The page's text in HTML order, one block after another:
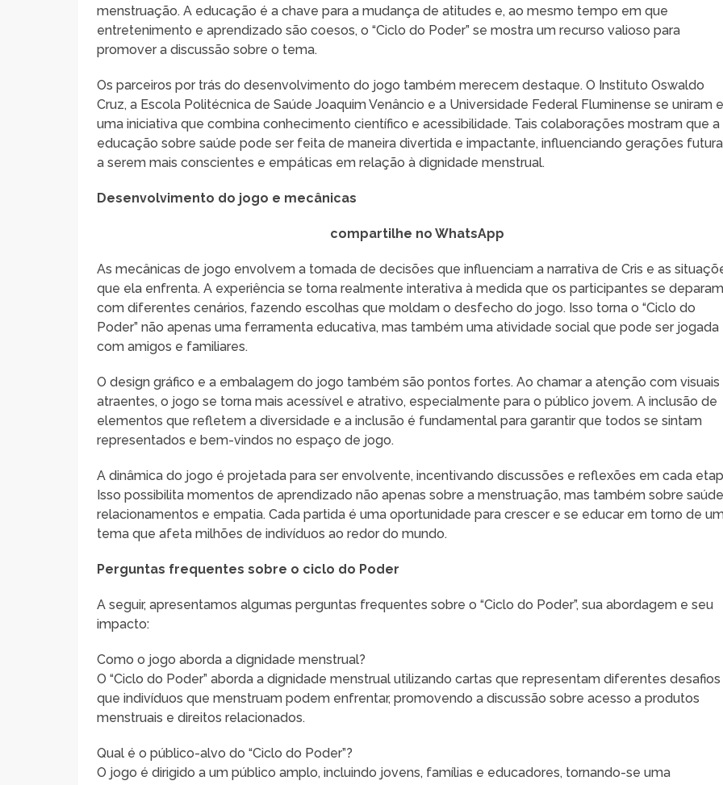
menstruação. A educação é a chave para a mudança de atitudes e, ao mesmo tempo em que
entretenimento e aprendizado são coesos, o “Ciclo do Poder” se mostra um recurso valioso para
promover a discussão sobre o tema.
Os parceiros por trás do desenvolvimento do jogo também merecem destaque. O Instituto Oswaldo
Cruz, a Escola Politécnica de Saúde Joaquim Venâncio e a Universidade Federal Fluminense se uniram
uma iniciativa que combina conhecimento científico e acessibilidade. Tais colaborações mostram que a
educação sobre saúde pode ser feita de maneira divertida e impactante, influenciando gerações
a serem mais conscientes e empáticas em relação à dignidade menstrual.
Desenvolvimento do jogo e mecânicas
compartilhe no WhatsApp
As mecânicas de jogo envolvem a tomada de decisões que influenciam a narrativa de Cris e as
que ela enfrenta. A experiência se torna realmente interativa à medida que os participantes se deparam
com diferentes cenários, fazendo escolhas que moldam o desfecho do jogo. Isso torna o “Ciclo do
Poder” não apenas uma ferramenta educativa, mas também uma atividade social que pode ser jogada
com amigos e familiares.
O design gráfico e a embalagem do jogo também são pontos fortes. Ao chamar a atenção com visuais
atraentes, o jogo se torna mais acessível e atrativo, especialmente para o público jovem. A inclusão de
elementos que refletem a diversidade e a inclusão é fundamental para garantir que todos se sintam
representados e bem-vindos no espaço de jogo.
A dinâmica do jogo é projetada para ser envolvente, incentivando discussões e reflexões em cada
Isso possibilita momentos de aprendizado não apenas sobre a menstruação, mas também sobre
relacionamentos e empatia. Cada partida é uma oportunidade para crescer e se educar em torno de
tema que afeta milhões de indivíduos ao redor do mundo.
Perguntas frequentes sobre o ciclo do Poder
A seguir, apresentamos algumas perguntas frequentes sobre o “Ciclo do Poder”, sua abordagem e seu
impacto:
Como o jogo aborda a dignidade menstrual?
O “Ciclo do Poder” aborda a dignidade menstrual utilizando cartas que representam diferentes desafios
que indivíduos que menstruam podem enfrentar, promovendo a discussão sobre acesso a produtos
menstruais e direitos relacionados.
Qual é o público-alvo do “Ciclo do Poder”?
O jogo é dirigido a um público amplo, incluindo jovens, famílias e educadores, tornando-se uma